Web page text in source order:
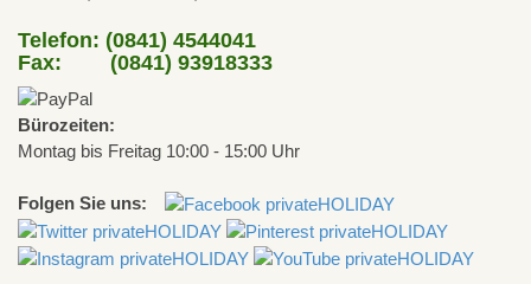
Telefon: (0841) 4544041
Fax: (0841) 93918333
Bürozeiten:
Montag bis Freitag 10:00 - 15:00 Uhr
Folgen Sie uns: